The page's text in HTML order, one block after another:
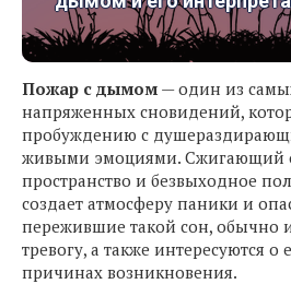
Пожар с дымом — один из
напряженных сновидений,
пробуждению с
живыми эмоциями. Сжигающий
пространство и безвыходное
создает атмосферу паники и
пережившие такой сон, обычно
тревогу, а также интересуются о
причинах возникновения.